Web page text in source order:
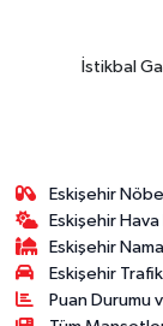
İstikbal
Eskişehir
Eskişehir
Eskişehir
Eskişehir
Puan Durumu